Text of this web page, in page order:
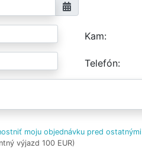
Kam
Telefón
moju objednávku pred ostatnými
výjazd 100 EUR)